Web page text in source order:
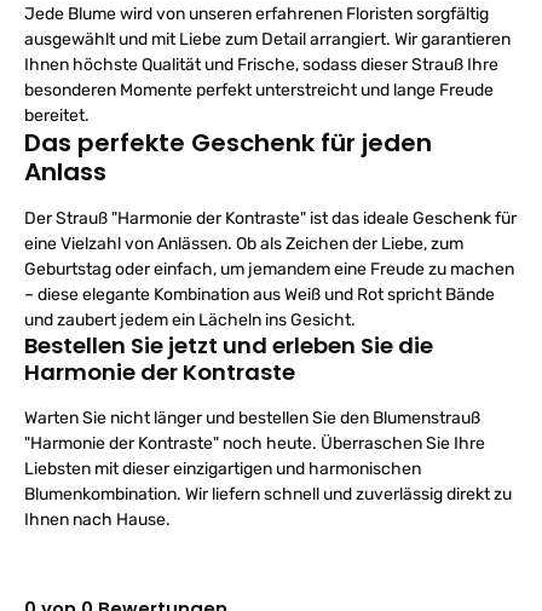
Jede Blume wird von unseren erfahrenen Floristen sorgfältig
ausgewählt und mit Liebe zum Detail arrangiert. Wir garantieren
Ihnen höchste Qualität und Frische, sodass dieser Strauß Ihre
besonderen Momente perfekt unterstreicht und lange Freude
bereitet.
Das perfekte Geschenk für jeden
Anlass
Der Strauß "Harmonie der Kontraste" ist das ideale Geschenk für
eine Vielzahl von Anlässen. Ob als Zeichen der Liebe, zum
Geburtstag oder einfach, um jemandem eine Freude zu machen
– diese elegante Kombination aus Weiß und Rot spricht Bände
und zaubert jedem ein Lächeln ins Gesicht.
Bestellen Sie jetzt und erleben Sie die
Harmonie der Kontraste
Warten Sie nicht länger und bestellen Sie den Blumenstrauß
"Harmonie der Kontraste" noch heute. Überraschen Sie Ihre
Liebsten mit dieser einzigartigen und harmonischen
Blumenkombination. Wir liefern schnell und zuverlässig direkt zu
Ihnen nach Hause.